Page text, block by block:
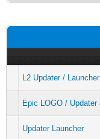
L2 Updater /
Epic LOGO /
Updater Launcher